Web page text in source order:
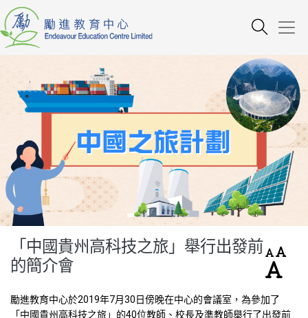
「中國貴州高科技之旅」舉行出發前
的簡介會
勵進教育中心於2019年7月30日傍晚在中心的會議室，為參加了
「中國貴州高科技之旅」的40位教師、校長及準教師舉行了出發前